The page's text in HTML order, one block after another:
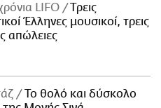
LIFO
Tρεις
Έλληνες μουσικοί, τρεις
απώλειες
Το θολό και δύσκολο